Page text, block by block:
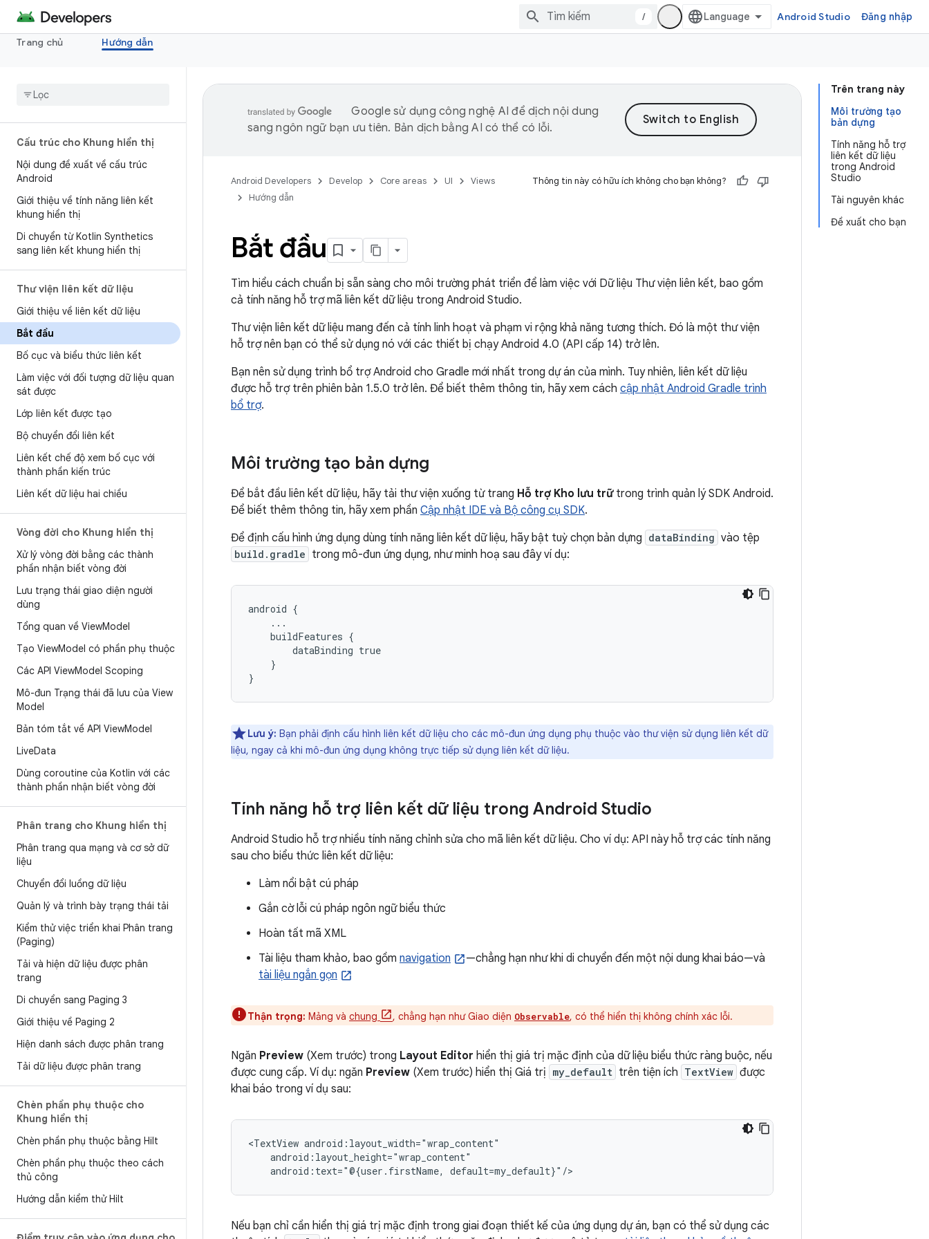
/ Android Studio Đăng nhập
Trang chủ Hướng dẫn
Cấu trúc cho Khung hiển thị
Nội dung đề xuất về cấu trúc
Android
Giới thiệu về tính năng liên kết
khung hiển thị
Di chuyển từ Kotlin Synthetics
sang liên kết khung hiển thị
Thư viện liên kết dữ liệu
Giới thiệu về liên kết dữ liệu
Bắt đầu
Bố cục và biểu thức liên kết
Làm việc với đối tượng dữ liệu quan
sát được
Lớp liên kết được tạo
Bộ chuyển đổi liên kết
Liên kết chế độ xem bố cục với
thành phần kiến trúc
Liên kết dữ liệu hai chiều
Vòng đời cho Khung hiển thị
Xử lý vòng đời bằng các thành
phần nhận biết vòng đời
Lưu trạng thái giao diện người
dùng
Tổng quan về ViewModel
Tạo ViewModel có phần phụ thuộc
Các API ViewModel Scoping
Mô-đun Trạng thái đã lưu của View
Model
Bản tóm tắt về API ViewModel
LiveData
Dùng coroutine của Kotlin với các
thành phần nhận biết vòng đời
Phân trang cho Khung hiển thị
Phân trang qua mạng và cơ sở dữ
liệu
Chuyển đổi luồng dữ liệu
Quản lý và trình bày trạng thái tải
Kiểm thử việc triển khai Phân trang
(Paging)
Tải và hiện dữ liệu được phân
trang
Di chuyển sang Paging 3
Giới thiệu về Paging 2
Hiện danh sách được phân trang
Tải dữ liệu được phân trang
Chèn phần phụ thuộc cho
Khung hiển thị
Chèn phần phụ thuộc bằng Hilt
Chèn phần phụ thuộc theo cách
thủ công
Hướng dẫn kiểm thử Hilt
Trên trang này
Môi trường tạo
bản dựng
Tính năng hỗ trợ
liên kết dữ liệu
trong Android
Studio
Tài nguyên khác
Đề xuất cho bạn
Google sử dụng công nghệ AI để dịch nội dung
sang ngôn ngữ bạn ưu tiên. Bản dịch bằng AI có thể có lỗi.
Android Developers Develop Core areas UI
Views
Hướng dẫn
Thông tin này có hữu ích không cho bạn không?
Bắt đầu
Tìm hiểu cách chuẩn bị sẵn sàng cho môi trường phát triển để làm việc với Dữ liệu Thư viện liên kết, bao gồm
cả tính năng hỗ trợ mã liên kết dữ liệu trong Android Studio.
Thư viện liên kết dữ liệu mang đến cả tính linh hoạt và phạm vi rộng khả năng tương thích. Đó là một thư viện
hỗ trợ nên bạn có thể sử dụng nó với các thiết bị chạy Android 4.0 (API cấp 14) trở lên.
Bạn nên sử dụng trình bổ trợ Android cho Gradle mới nhất trong dự án của mình. Tuy nhiên, liên kết dữ liệu
được hỗ trợ trên phiên bản 1.5.0 trở lên. Để biết thêm thông tin, hãy xem cách cập nhật Android Gradle trình
bổ trợ.
Môi trường tạo bản dựng
Để bắt đầu liên kết dữ liệu, hãy tải thư viện xuống từ trang Hỗ trợ Kho lưu trữtrong trình quản lý SDK Android.
Để biết thêm thông tin, hãy xem phần Cập nhật IDE và Bộ công cụ SDK.
Để định cấu hình ứng dụng dùng tính năng liên kết dữ liệu, hãy bật tuỳ chọn bản dựng dataBinding vào tệp
build.gradle trong mô-đun ứng dụng, như minh hoạ sau đây ví dụ:
android
buildFeatures
dataBinding
}
Lưu ý: Bạn phải định cấu hình liên kết dữ liệu cho các mô-đun ứng dụng phụ thuộc vào thư viện sử dụng liên kết dữ
liệu, ngay cả khi mô-đun ứng dụng không trực tiếp sử dụng liên kết dữ liệu.
Tính năng hỗ trợ liên kết dữ liệu trong Android Studio
Android Studio hỗ trợ nhiều tính năng chỉnh sửa cho mã liên kết dữ liệu. Cho ví dụ: API này hỗ trợ các tính năng
sau cho biểu thức liên kết dữ liệu:
Làm nổi bật cú pháp
Gắn cờ lỗi cú pháp ngôn ngữ biểu thức
Hoàn tất mã XML
Tài liệu tham khảo, bao gồm navigation
—chẳng hạn như khi di chuyển đến một nội dung khai báo—và
tài liệu ngắn gọn
Thận trọng: Mảng và chung , chẳng hạn như Giao diện Observable, có thể hiển thị không chính xác lỗi.
Ngăn Preview (Xem trước) trong Layout Editor hiển thị giá trị mặc định của dữ liệu biểu thức ràng buộc, nếu
được cung cấp. Ví dụ: ngăn Preview (Xem trước) hiển thị Giá trị my_default trên tiện ích TextView được
khai báo trong ví dụ sau:
<TextView
android:text="@{user.firstName,
Nếu bạn chỉ cần hiển thị giá trị mặc định trong giai đoạn thiết kế của ứng dụng dự án, bạn có thể sử dụng các